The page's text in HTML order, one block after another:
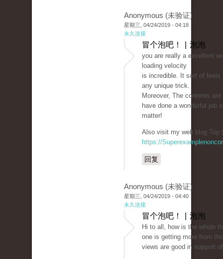
Anonymous (未验证)
星期三, 04/24/2019 - 04:18
永久连接
冒个泡吧！ | 泡泡
you are really a excellent
loading velocity
is incredible. It sort of feels
any unique trick.
Moreover, The contents
have done a wonderful job
matter!
Also visit my web blog Top
https://
回复
Anonymous (未验证)
星期三, 04/24/2019 - 04:40
永久连接
冒个泡吧！ | 泡泡
Hi to all, how is the whole
one is getting more from
views are good in support